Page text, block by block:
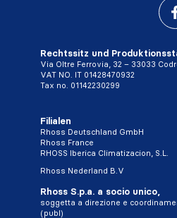
Rechtssitz und
Via Oltre Ferrovia, 32 – 33033
VAT NO. IT 01428470932
Tax no. 01142230299
Filialen
Rhoss Deutschland GmbH
Rhoss France
RHOSS Iberica Climatizacion, S.L.
Rhoss Nederland B.V
Rhoss S.p.a. a socio unico,
soggetta a direzione e
(publ)